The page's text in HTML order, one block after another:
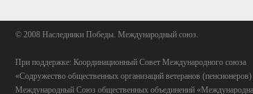
© 2008 Наследники Победы. Международный союз.
При поддержке: Координационный Совет Международного союза
«Содружество общественных организаций ветеранов
Международный Союз общественных объединений